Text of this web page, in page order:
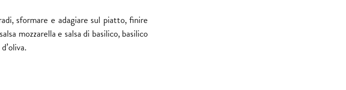
sformare e adagiare sul piatto, finire
mozzarella e salsa di basilico, basilico